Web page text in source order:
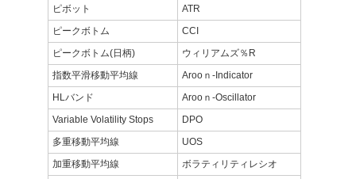
ピボット
ATR
ピークボトム
CCI
ピークボトム(日柄)
ウィリアムズ％R
指数平滑移動平均線
Arooｎ-Indicator
HLバンド
Arooｎ-Oscillator
Variable Volatility Stops
DPO
多重移動平均線
UOS
加重移動平均線
ボラティリティレシオ